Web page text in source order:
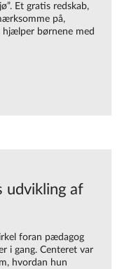
Et gratis redskab,
på,
hjælper børnene med
udvikling af
foran pædagog
i gang. Centeret var
hvordan hun